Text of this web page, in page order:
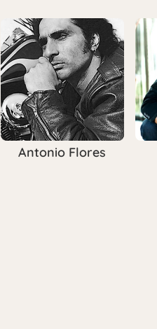
Antonio Flores